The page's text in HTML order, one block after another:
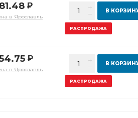
РАСПРОДАЖА
в Ярославль
Р
В
РАСПРОДАЖА
в Ярославль
Р
В